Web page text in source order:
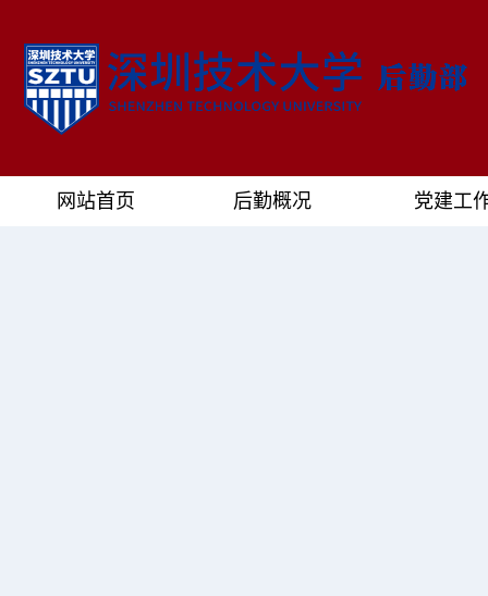
网站首页 后勤概况 党建工